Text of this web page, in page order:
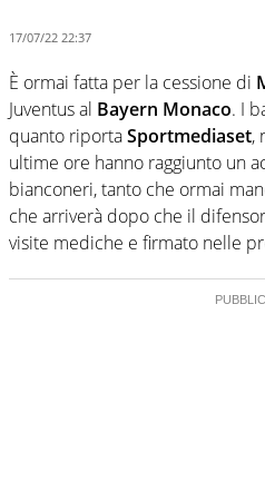
17/07/22 22:37
È ormai fatta per la cessione di
Juventus al Bayern Monaco. I
quanto riportaSportmediaset,
ultime ore hanno raggiunto un
bianconeri, tanto che ormai
che arriverà dopo che il
visite mediche e firmato nelle